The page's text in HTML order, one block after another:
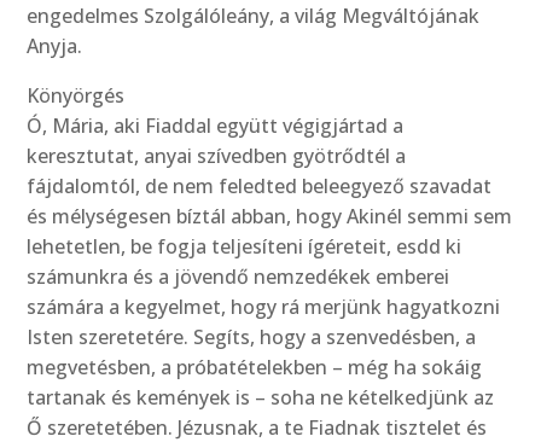
engedelmes Szolgálóleány, a világ Megváltójának
Anyja.
Könyörgés
Ó, Mária, aki Fiaddal együtt végigjártad a
keresztutat, anyai szívedben gyötrődtél a
fájdalomtól, de nem feledted beleegyező szavadat
és mélységesen bíztál abban, hogy Akinél semmi sem
lehetetlen, be fogja teljesíteni ígéreteit, esdd ki
számunkra és a jövendő nemzedékek emberei
számára a kegyelmet, hogy rá merjünk hagyatkozni
Isten szeretetére. Segíts, hogy a szenvedésben, a
megvetésben, a próbatételekben – még ha sokáig
tartanak és kemények is – soha ne kételkedjünk az
Ő szeretetében. Jézusnak, a te Fiadnak tisztelet és